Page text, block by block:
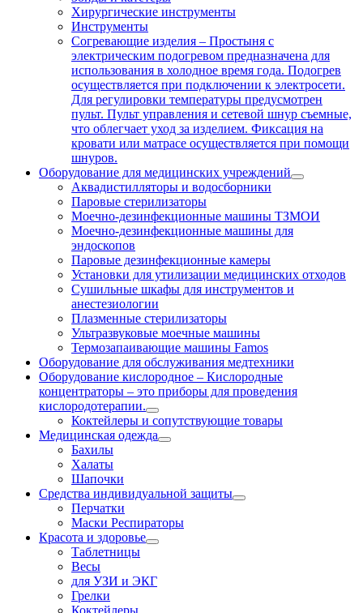
Хирургические инструменты
Инструменты
Согревающие изделия – Простыня с
электрическим подогревом предназначена для
использования в холодное время года. Подогрев
осуществляется при подключении к электросети.
Для регулировки температуры предусмотрен
пульт. Пульт управления и сетевой шнур съемные,
что облегчает уход за изделием. Фиксация на
кровати или матрасе осуществляется при помощи
шнуров.
Оборудование для медицинских учреждений
Аквадистилляторы и водосборники
Паровые стерилизаторы
Моечно-дезинфекционные машины ТЗМОИ
Моечно-дезинфекционные машины для
эндоскопов
Паровые дезинфекционные камеры
Установки для утилизации медицинских отходов
Сушильные шкафы для инструментов и
анестезиологии
Плазменные стерилизаторы
Ультразвуковые моечные машины
Термозапаивающие машины Famos
Оборудование для обслуживания медтехники
Оборудование кислородное – Кислородные
концентраторы – это приборы для проведения
кислородотерапии.
Коктейлеры и сопутствующие товары
Медицинская одежда
Бахилы
Халаты
Шапочки
Средства индивидуальной защиты
Перчатки
Маски Респираторы
Красота и здоровье
Таблетницы
Весы
для УЗИ и ЭКГ
Грелки
Коктейлеры